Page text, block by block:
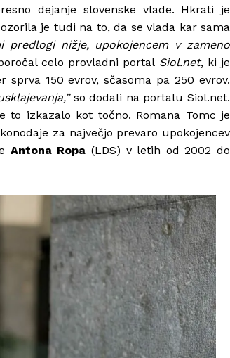
dejanje slovenske vlade. Hkrati je
je tudi na to, da se vlada kar sama
predlogi nižje, upokojencem v zameno
celo provladni portal Siol.net, ki je
150 evrov, sčasoma pa 250 evrov.
so dodali na portalu Siol.net.
to izkazalo kot točno. Romana Tomc je
za največjo prevaro upokojencev
Antona Ropa (LDS) v letih od 2002 do